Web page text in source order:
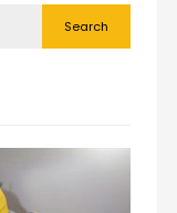
Search